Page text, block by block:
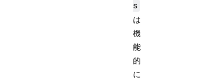
s
は
機
能
的
に